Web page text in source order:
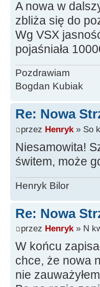
A nowa w
zbliża się do
Wg VSX
pojaśniała
Pozdrawiam
Bogdan Kubiak
Re: Nowa
przez Henryk » So
Niesamowita!
świtem, może
Henryk Bilor
Re: Nowa
przez Henryk» N
W końcu
chce, że nowa
nie